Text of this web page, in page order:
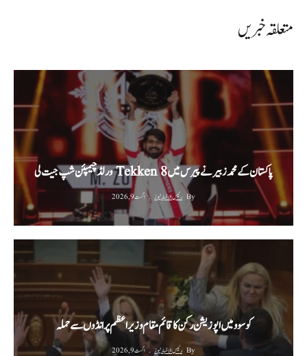
متعلقہ خبریں
پاکستان کے محمد زبیر نے پیرس میں Tekken 8 ورلڈ چیمپئن شپ جیت لی
By رئیس الاخبار نیوز اگست 9, 2026
کوسوو میں اپوزیشن رکن کا قائم مقام وزیراعظم پر انڈوں سے حملہ
By رئیس الاخبار نیوز اگست 9, 2026